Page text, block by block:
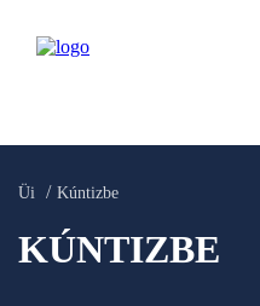
Üi Kúntizbe
KÚNTIZBE